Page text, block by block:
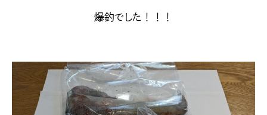
爆釣でした！！！